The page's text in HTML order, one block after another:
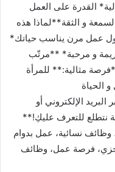
القدرة على العمل
و الثقة**لماذا هذه
عمل مرن يناسب حياتك*
و مرحبة* **مرتّب
مثالية:** للمرأة
الحياة
الإلكتروني أو
نتطلع للتعرف عليكِ!**
وظائف نسائية، عمل بدوام
فرصة عمل، وظائف